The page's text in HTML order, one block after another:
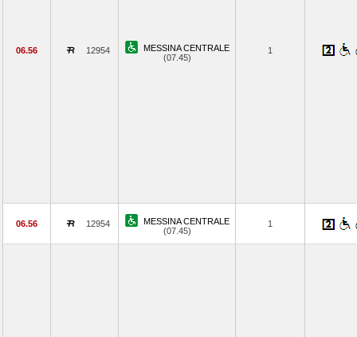
06.56 12954
MESSINA CENTRALE
(07.45)
1
06.56 12954
MESSINA CENTRALE
(07.45)
1